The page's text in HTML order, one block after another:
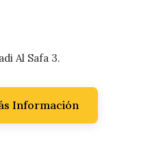
Al Safa 3.
Información